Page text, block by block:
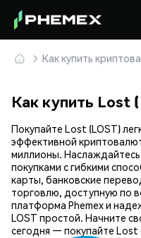
Как купить
Как купить Lost
Покупайте Lost (LOST)
эффективной
миллионы.
покупками с гибкими
карты, банковские
торговлю, доступную по
платформа Phemex и
LOST простой. Начните
сегодня — покупайте Lost